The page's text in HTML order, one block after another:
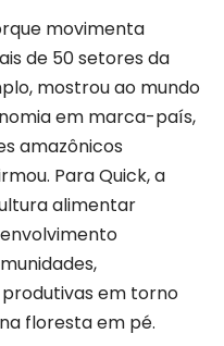
movimenta
de 50 setores da
mostrou ao mundo
em marca-país,
amazônicos
Para Quick, a
alimentar
em torno
floresta em pé.